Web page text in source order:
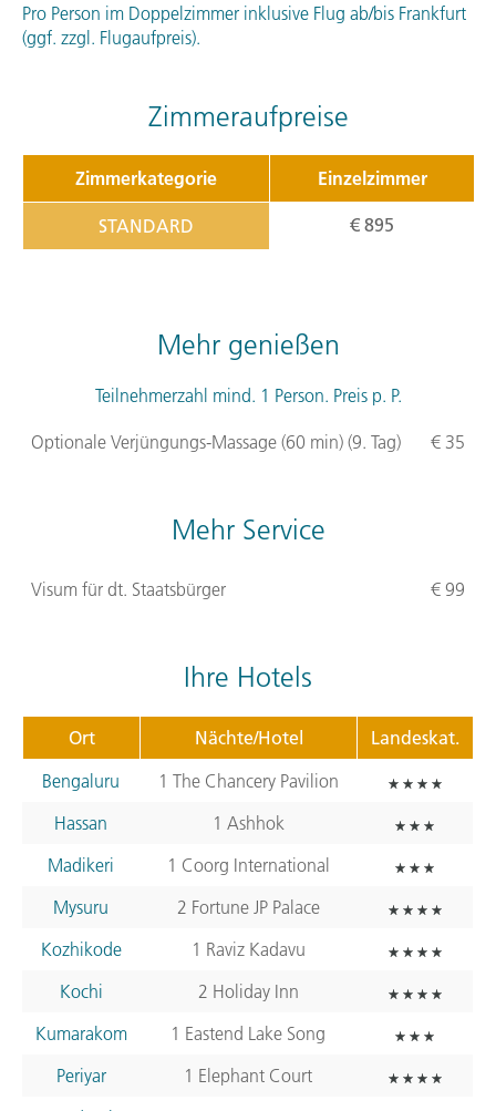
Pro Person im Doppelzimmer inklusive Flug ab/bis Frankfurt
(ggf. zzgl. Flugaufpreis).
Zimmeraufpreise
Zimmerkategorie Einzelzimmer
STANDARD € 895
Mehr genießen
Teilnehmerzahl mind. 1 Person. Preis p. P.
Optionale Verjüngungs-Massage (60 min) (9. Tag) € 35
Mehr Service
Visum für dt. Staatsbürger € 99
Ihre Hotels
Ort Nächte/Hotel
Landeskat.
Bengaluru
1 The Chancery Pavilion
Hassan
1 Ashhok
Madikeri
1 Coorg International
Mysuru
2 Fortune JP Palace
Kozhikode
1 Raviz Kadavu
Kochi
2 Holiday Inn
Kumarakom
1 Eastend Lake Song
Periyar
1 Elephant Court